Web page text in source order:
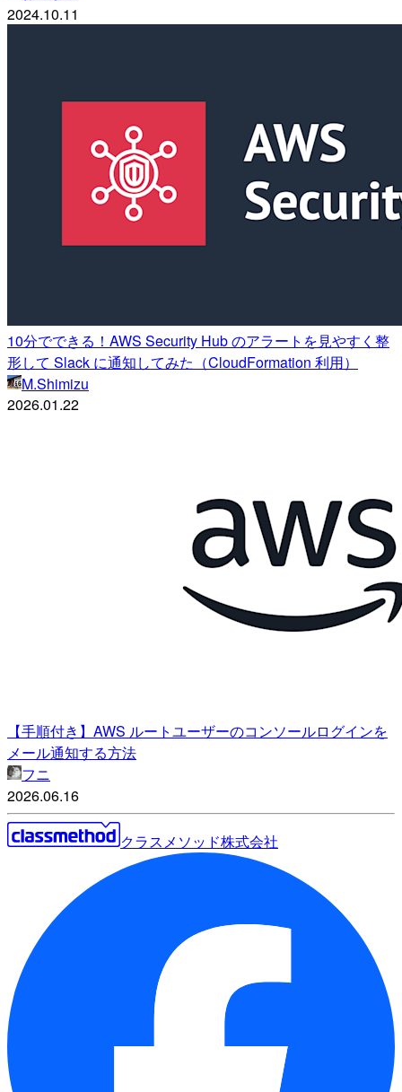
2024.10.11
10分でできる！AWS Security Hub のアラートを見やすく整
形して Slack に通知してみた（CloudFormation 利用）
M.Shimizu
2026.01.22
【手順付き】AWS ルートユーザーのコンソールログインを
メール通知する方法
フニ
2026.06.16
クラスメソッド株式会社